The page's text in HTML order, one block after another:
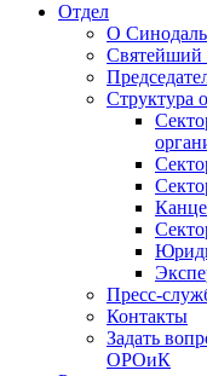
Отдел
О
Святейший
Структура
Пресс-
Контакты
Задать
ОРОиК